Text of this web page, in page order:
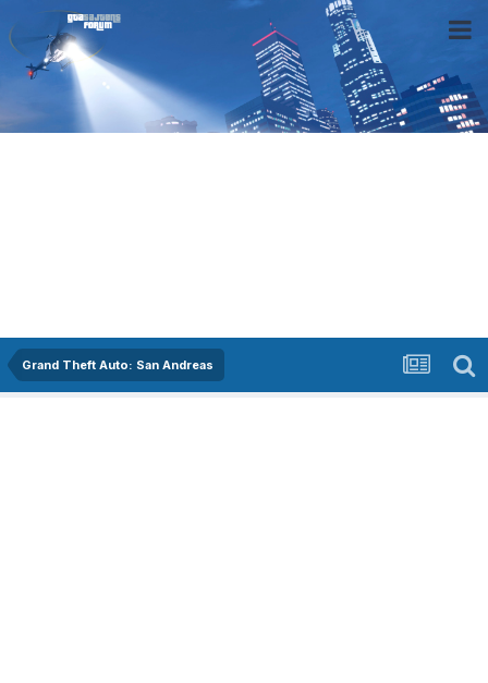
Grand Theft Auto: San Andreas